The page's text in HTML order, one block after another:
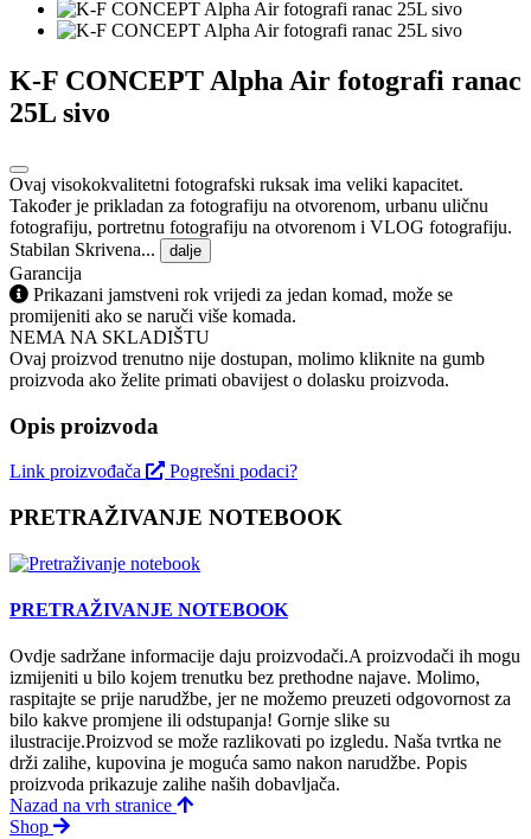
K-F CONCEPT Alpha Air fotografi ranac
25L sivo
Ovaj visokokvalitetni fotografski ruksak ima veliki kapacitet.
Također je prikladan za fotografiju na otvorenom, urbanu uličnu
fotografiju, portretnu fotografiju na otvorenom i VLOG fotografiju.
Stabilan Skrivena...
dalje
Garancija
Prikazani jamstveni rok vrijedi za jedan komad, može se
promijeniti ako se naruči više komada.
NEMA NA SKLADIŠTU
Ovaj proizvod trenutno nije dostupan, molimo kliknite na gumb
proizvoda ako želite primati obavijest o dolasku proizvoda.
Opis proizvoda
Link proizvođača Pogrešni podaci?
PRETRAŽIVANJE NOTEBOOK
PRETRAŽIVANJE NOTEBOOK
Ovdje sadržane informacije daju proizvodači.A proizvodači ih mogu
izmijeniti u bilo kojem trenutku bez prethodne najave. Molimo,
raspitajte se prije narudžbe, jer ne možemo preuzeti odgovornost za
bilo kakve promjene ili odstupanja! Gornje slike su
ilustracije.Proizvod se može razlikovati po izgledu. Naša tvrtka ne
drži zalihe, kupovina je moguća samo nakon narudžbe. Popis
proizvoda prikazuje zalihe naših dobavljača.
Nazad na vrh stranice
Shop